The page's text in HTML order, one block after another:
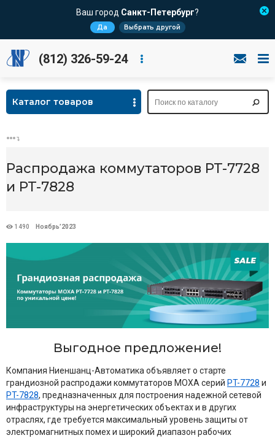
Ваш город Санкт-Петербург?
Да Выбрать другой
(812) 326-59-24
Каталог товаров
Распродажа коммутаторов PT-7728
и PT-7828
1490 Ноябрь’2023
Выгодное предложение!
Компания Ниеншанц-Автоматика объявляет о старте
грандиозной распродажи коммутаторов MOXA серий PT-7728 и
PT-7828, предназначенных для построения надежной сетевой
инфраструктуры на энергетических объектах и в других
отраслях, где требуется максимальный уровень защиты от
электромагнитных помех и широкий диапазон рабочих